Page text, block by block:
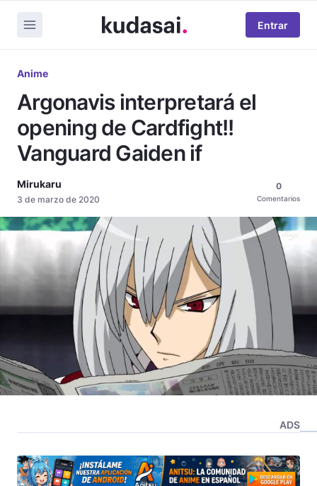
Entrar
Anime
Argonavis interpretará el
opening de Cardfight!!
Vanguard Gaiden if
Mirukaru
3 de marzo de 2020
0
Comentarios
ADS